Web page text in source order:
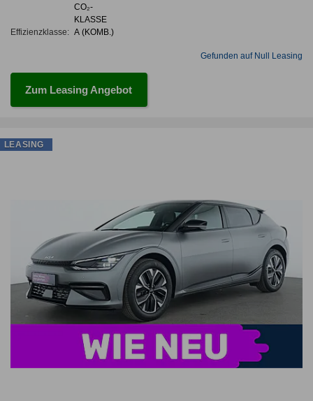
Effizienzklasse:
CO₂-
KLASSE
A (KOMB.)
Gefunden auf Null Leasing
Zum Leasing Angebot
LEASING